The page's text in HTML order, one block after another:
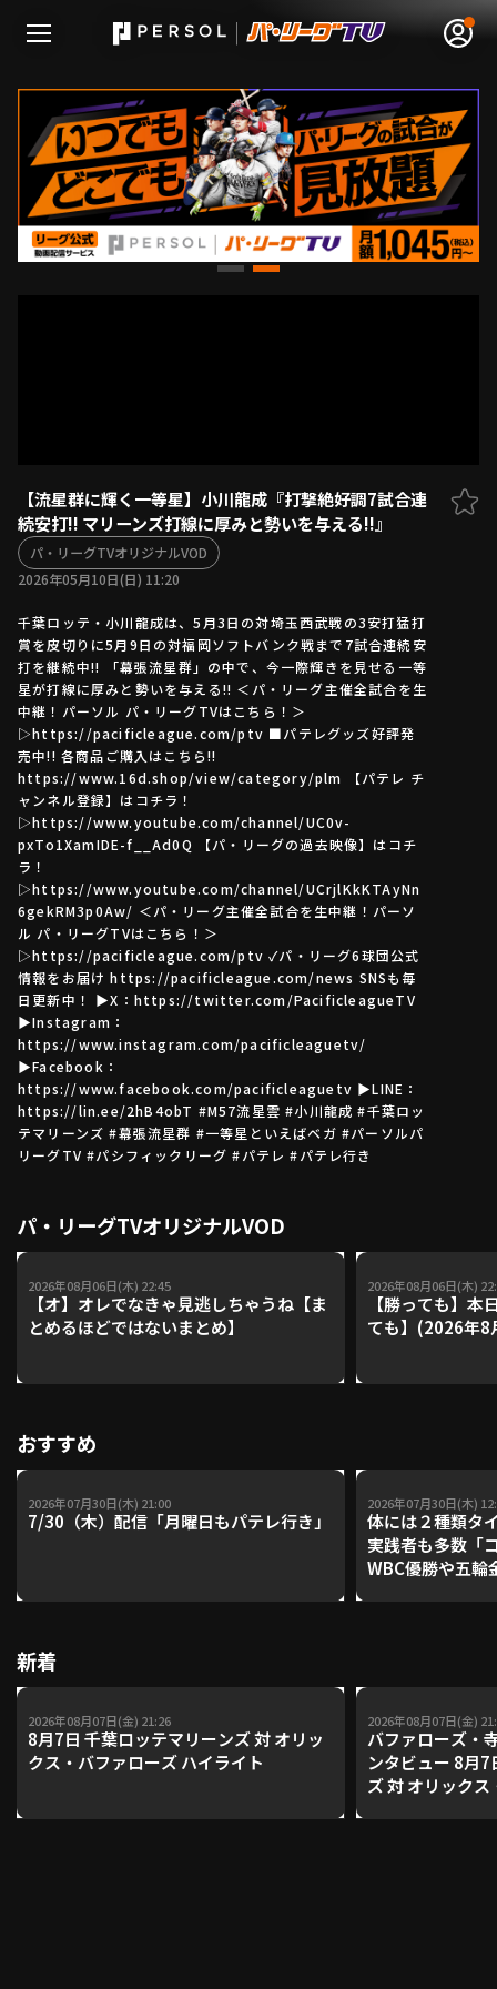
無料アカウント登録 ログイン
HOME
ファーム東地区
ファーム中地区
ファーム西地区
交流戦
選手名鑑
選手名鑑トップ
北海道日本ハムファイターズ
東北楽天ゴールデンイーグルス
埼玉西武ライオンズ
千葉ロッテマリーンズ
オリックス・バファローズ
福岡ソフトバンクホークス
ニュース
設定
利用規約
運営会社（別ウィンドウで開く） よくある質問
特定商取引法の表示 アルバイト募集（別ウィンドウで開く
動画を検索（選手・チーム・プレー内容…）
【流星群に輝く一等星】小川龍成『打撃絶好調7試合連
続安打!! マリーンズ打線に厚みと勢いを与える!!』
パ・リーグTVオリジナルVOD
2026年05月10日(日) 11:20
千葉ロッテ・小川龍成は、5月3日の対埼玉西武戦の3安打猛打
賞を皮切りに5月9日の対福岡ソフトバンク戦まで7試合連続安
打を継続中!! 「幕張流星群」の中で、今一際輝きを見せる一等
星が打線に厚みと勢いを与える!! ＜パ・リーグ主催全試合を生
中継！パーソル パ・リーグTVはこちら！＞
▷https://pacificleague.com/ptv ■パテレグッズ好評発
売中!! 各商品ご購入はこちら!!
https://www.16d.shop/view/category/plm 【パテレ チ
ャンネル登録】はコチラ！
▷https://www.youtube.com/channel/UC0v-
pxTo1XamIDE-f__Ad0Q 【パ・リーグの過去映像】はコチ
ラ！
▷https://www.youtube.com/channel/UCrjlKkKTAyNn
6gekRM3p0Aw/ ＜パ・リーグ主催全試合を生中継！パーソ
ル パ・リーグTVはこちら！＞
▷https://pacificleague.com/ptv ✓パ・リーグ6球団公式
情報をお届け https://pacificleague.com/news SNSも毎
日更新中！ ▶X：https://twitter.com/PacificleagueTV
▶Instagram：
https://www.instagram.com/pacificleaguetv/
▶Facebook：
https://www.facebook.com/pacificleaguetv ▶LINE：
https://lin.ee/2hB4obT #M57流星雲 #小川龍成 #千葉ロッ
テマリーンズ #幕張流星群 #一等星といえばベガ #パーソルパ
リーグTV #パシフィックリーグ #パテレ #パテレ行き
パ・リーグTVオリジナルVOD
2026年08月06日(木) 22:45
【オ】オレでなきゃ見逃しちゃうね【ま
とめるほどではないまとめ】
2026年08月06日(木)
【勝っても】本
ても】(2026年8
おすすめ
2026年07月30日(木) 21:00
7/30（木）配信「月曜日もパテレ行き」
2026年07月30日(木)
体には２種類タ
実践者も多数「
WBC優勝や五輪
新着
2026年08月07日(金) 21:26
8月7日 千葉ロッテマリーンズ 対 オリッ
クス・バファローズ ハイライト
2026年08月07日(金)
バファローズ・
ンタビュー 8月
ズ 対 オリック